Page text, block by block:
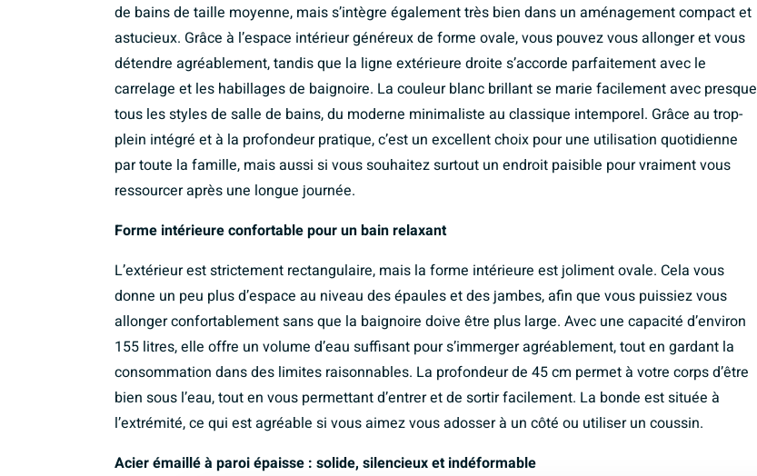
de bains de taille moyenne, mais s’intègre également très bien dans un aménagement compact et
astucieux. Grâce à l’espace intérieur généreux de forme ovale, vous pouvez vous allonger et vous
détendre agréablement, tandis que la ligne extérieure droite s’accorde parfaitement avec le
carrelage et les habillages de baignoire. La couleur blanc brillant se marie facilement avec presque
tous les styles de salle de bains, du moderne minimaliste au classique intemporel. Grâce au trop-
plein intégré et à la profondeur pratique, c’est un excellent choix pour une utilisation quotidienne
par toute la famille, mais aussi si vous souhaitez surtout un endroit paisible pour vraiment vous
ressourcer après une longue journée.
Forme intérieure confortable pour un bain relaxant
L’extérieur est strictement rectangulaire, mais la forme intérieure est joliment ovale. Cela vous
donne un peu plus d’espace au niveau des épaules et des jambes, afin que vous puissiez vous
allonger confortablement sans que la baignoire doive être plus large. Avec une capacité d’environ
155 litres, elle offre un volume d’eau suffisant pour s’immerger agréablement, tout en gardant la
consommation dans des limites raisonnables. La profondeur de 45 cm permet à votre corps d’être
bien sous l’eau, tout en vous permettant d’entrer et de sortir facilement. La bonde est située à
l’extrémité, ce qui est agréable si vous aimez vous adosser à un côté ou utiliser un coussin.
Acier émaillé à paroi épaisse : solide, silencieux et indéformable